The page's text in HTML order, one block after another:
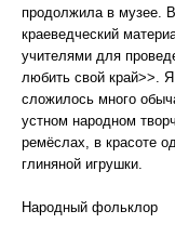
продолжила в музее.
краеведческий
учителями для
любить свой край>>.
сложилось много
устном народном
ремёслах, в красоте
глиняной игрушки.
Народный фольклор